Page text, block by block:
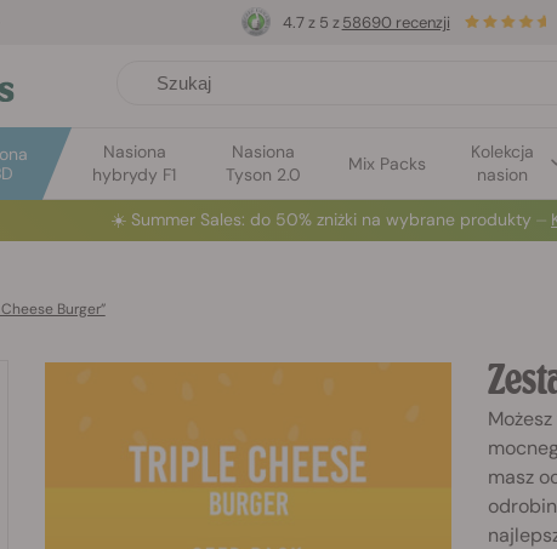
Nasiona
hybrydy F1
Nasiona
Tyson 2.0
Mix Packs
Kolekcja
nasion
4.7 z 5 z 58690 recenzji
☀️ Summer Sales: do 50% zniżki na wybrane produkty ⏤
Burger”
masz